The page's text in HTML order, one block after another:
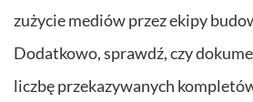
zużycie mediów przez ekipy
Dodatkowo, sprawdź, czy
liczbę przekazywanych